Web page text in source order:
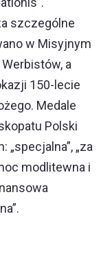
szczególne
w Misyjnym
a
150-lecie
Medale
Polski
„za
modlitewna i